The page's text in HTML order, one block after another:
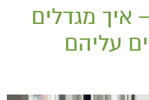
איך מגדלים
עליהם